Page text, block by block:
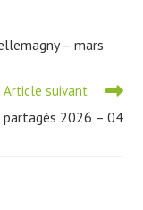
– mars
Article suivant
partagés 2026 – 04